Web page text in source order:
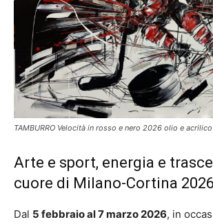
TAMBURRO Velocità in rosso e nero 2026 olio e
Arte e sport, energia e
cuore di Milano-Cortina 2026
Dal 5 febbraio al 7 marzo 2026, in